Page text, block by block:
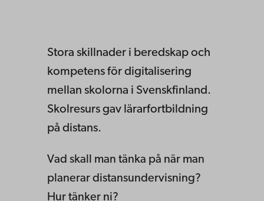
Stora skillnader i beredskap och
kompetens för digitalisering
mellan skolorna i Svenskfinland.
Skolresurs gav lärarfortbildning
på distans.
Vad skall man tänka på när man
planerar distansundervisning?
Hur tänker ni?